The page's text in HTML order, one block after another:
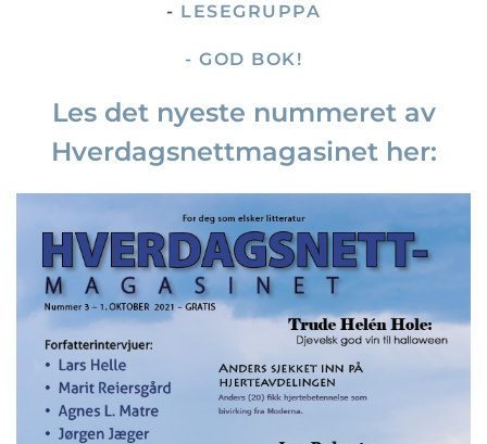
- LESEGRUPPA
- GOD BOK!
Les det nyeste nummeret av
Hverdagsnettmagasinet her: